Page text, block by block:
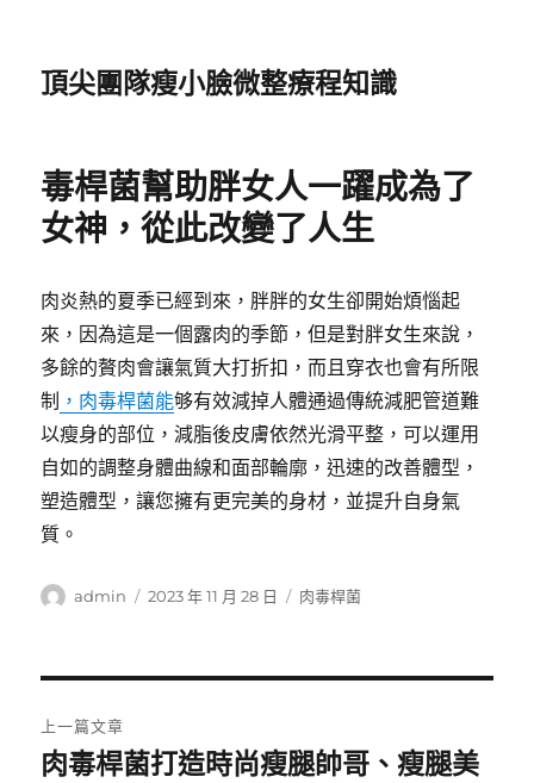
頂尖團隊瘦小臉微整療程知識
毒桿菌幫助胖女人一躍成為了
女神，從此改變了人生
肉炎熱的夏季已經到來，胖胖的女生卻開始煩惱起
來，因為這是一個露肉的季節，但是對胖女生來說，
多餘的贅肉會讓氣質大打折扣，而且穿衣也會有所限
制 ，肉毒桿菌能够有效減掉人體通過傳統減肥管道難
以瘦身的部位，減脂後皮膚依然光滑平整，可以運用
自如的調整身體曲線和面部輪廓，迅速的改善體型，
塑造體型，讓您擁有更完美的身材，並提升自身氣
質。
作
admin
發
2023 年 11 月 28 日
分
肉毒桿菌
章
上一篇文章
上
肉毒桿菌打造時尚瘦腿帥哥、瘦腿美